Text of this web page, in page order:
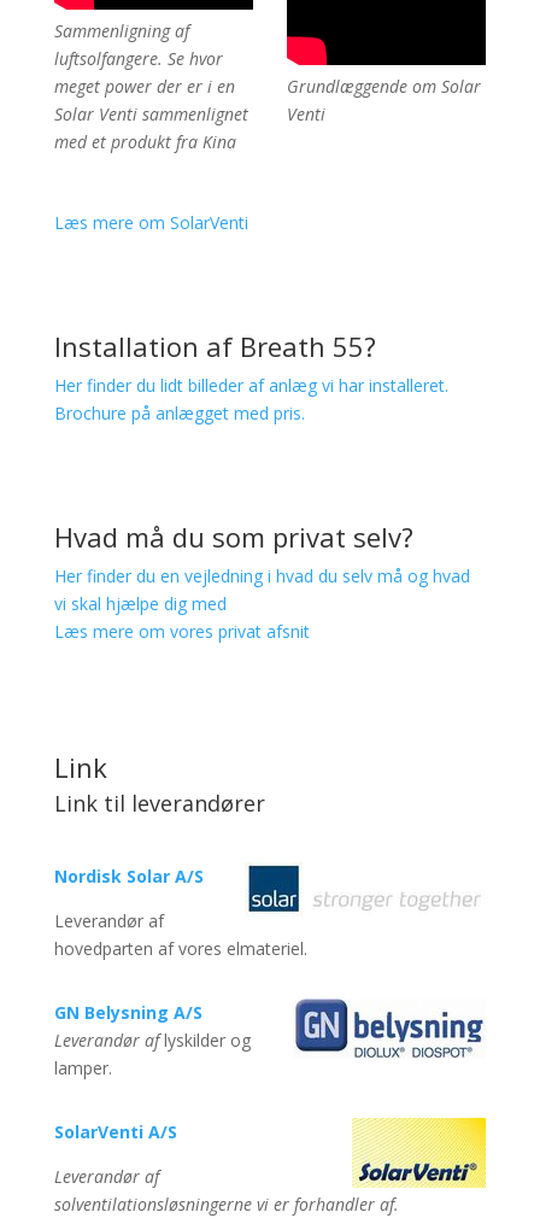
Sammenligning af
luftsolfangere. Se hvor
meget power der er i en
Solar Venti sammenlignet
med et produkt fra Kina
Grundlæggende om Solar
Venti
Læs mere om SolarVenti
Installation af Breath 55?
Her finder du lidt billeder af anlæg vi har installeret.
Brochure på anlægget med pris.
Hvad må du som privat selv?
Her finder du en vejledning i hvad du selv må og hvad
vi skal hjælpe dig med
Læs mere om vores privat afsnit
Link
Link til leverandører
Nordisk Solar A/S
Leverandør af
hovedparten af vores elmateriel.
GN Belysning A/S
Leverandør aflyskilder og
lamper.
SolarVenti A/S
Leverandør af
solventilationsløsningerne vi er forhandler af.